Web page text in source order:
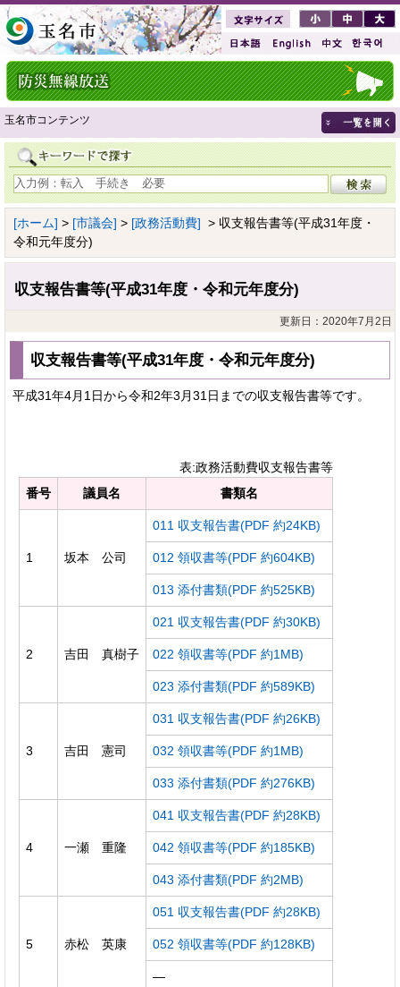
玉名市コンテンツ
[ホーム] > [市議会] > [政務活動費] > 収支報告書等(平成31年度・
令和元年度分)
収支報告書等(平成31年度・令和元年度分)
更新日：2020年7月2日
収支報告書等(平成31年度・令和元年度分)
平成31年4月1日から令和2年3月31日までの収支報告書等です。
表:政務活動費収支報告書等
番号
議員名 書類名
1 坂本 公司
011 収支報告書(PDF 約24KB)
012 領収書等(PDF 約604KB)
013 添付書類(PDF 約525KB)
2 吉田 真樹子
021 収支報告書(PDF 約30KB)
022 領収書等(PDF 約1MB)
023 添付書類(PDF 約589KB)
3 吉田 憲司
031 収支報告書(PDF 約26KB)
032 領収書等(PDF 約1MB)
033 添付書類(PDF 約276KB)
4 一瀬 重隆
041 収支報告書(PDF 約28KB)
042 領収書等(PDF 約185KB)
043 添付書類(PDF 約2MB)
5 赤松 英康
051 収支報告書(PDF 約28KB)
052 領収書等(PDF 約128KB)
―